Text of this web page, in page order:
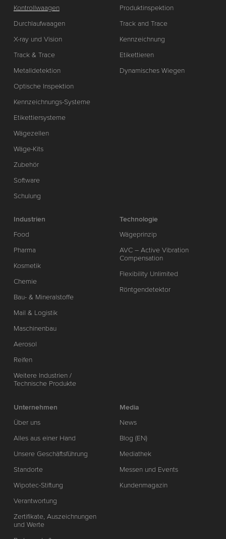
Kontrollwaagen
Durchlaufwaagen
X-ray und Vision
Track & Trace
Metalldetektion
Optische Inspektion
Kennzeichnungs-Systeme
Etikettiersysteme
Wägezellen
Wäge-Kits
Zubehör
Software
Schulung
Produktinspektion
Track and Trace
Kennzeichnung
Etikettieren
Dynamisches Wiegen
Industrien
Food
Pharma
Kosmetik
Chemie
Bau- & Mineralstoffe
Mail & Logistik
Maschinenbau
Aerosol
Reifen
Weitere Industrien /
Technische Produkte
Technologie
Wägeprinzip
AVC – Active Vibration
Compensation
Flexibility Unlimited
Röntgendetektor
Unternehmen
Über uns
Alles aus einer Hand
Unsere Geschäftsführung
Standorte
Wipotec-Stiftung
Verantwortung
Zertifikate, Auszeichnungen
und Werte
Media
News
Blog (EN)
Mediathek
Messen und Events
Kundenmagazin